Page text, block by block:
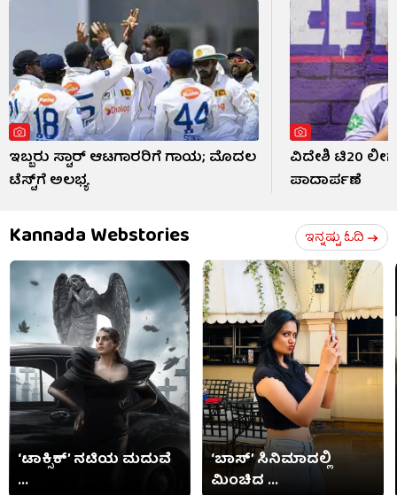
ಇಬ್ಬರು ಸ್ಟಾರ್ ಆಟಗಾರರಿಗೆ ಗಾಯ; ಮೊದಲ
ಟೆಸ್ಟ್​ಗೆ ಅಲಭ್ಯ
ವಿದೇಶಿ ಟಿ20
ಪಾದಾರ್ಪಣೆ
Kannada Webstories ಇನ್ನಷ್ಟು ಓದಿ
‘ಟಾಕ್ಸಿಕ್’ ನಟಿಯ ಮದುವೆ
...
‘ಬಾಸ್’ ಸಿನಿಮಾದಲ್ಲಿ
ಮಿಂಚಿದ ...